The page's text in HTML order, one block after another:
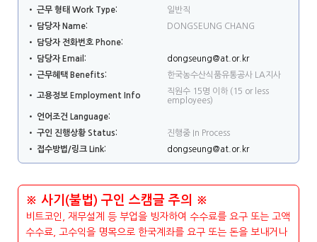
• 근무 형태 Work Type:
일반직
• 담당자 Name:
DONGSEUNG CHANG
• 담당자 전화번호 Phone:
• 담당자 Email:
dongseung@at.or.kr
• 근무혜택 Benefits:
한국농수산식품유통공사 LA지사
• 고용정보 Employment Info
직원수 15명 이하 (15 or less
employees)
• 언어조건 Language:
• 구인 진행상황 Status:
진행중 In Process
• 접수방법/링크 Link:
dongseung@at.or.kr
※ 사기(불법) 구인 스캠글 주의 ※
비트코인, 재무설계 등 부업을 빙자하여 수수료를 요구 또는 고액
수수료, 고수익을 명목으로 한국계좌를 요구 또는 돈을 보내거나